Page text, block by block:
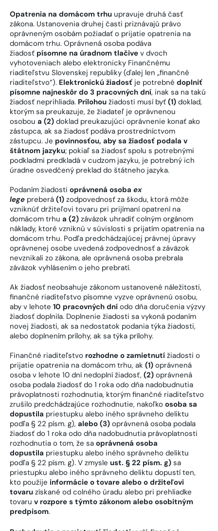
Opatrenia na domácom trhu upravuje druhá časť
zákona. Ustanovenia druhej časti priznávajú právo
oprávneným osobám požiadať o prijatie opatrenia na
domácom trhu. Oprávnená osoba podáva
žiadosť písomne na úradnom tlačive v dvoch
vyhotoveniach alebo elektronicky Finančnému
riaditeľstvu Slovenskej republiky (ďalej len „finančné
riaditeľstvo“). Elektronickú žiadosť je potrebné doplniť
písomne najneskôr do 3 pracovných dní, inak sa na takú
žiadosť neprihliada. Prílohou žiadosti musí byť (1) doklad,
ktorým sa preukazuje, že žiadateľ je oprávnenou
osobou a (2) doklad preukazujúci oprávnenie konať ako
zástupca, ak sa žiadosť podáva prostredníctvom
zástupcu. Je povinnosťou, aby sa žiadosť podala v
štátnom jazyku; pokiaľ sa žiadosť spolu s potrebnými
podkladmi predkladá v cudzom jazyku, je potrebný ich
úradne osvedčený preklad do štátneho jazyka.
Podaním žiadosti oprávnená osoba ex
lege preberá (1) zodpovednosť za škodu, ktorá môže
vzniknúť držiteľovi tovaru pri prijímaní opatrení na
domácom trhu a (2) záväzok uhradiť colným orgánom
náklady, ktoré vzniknú v súvislosti s prijatím opatrenia na
domácom trhu. Podľa predchádzajúcej právnej úpravy
oprávnenej osobe uvedená zodpovednosť a záväzok
nevznikali zo zákona, ale oprávnená osoba prebrala
záväzok vyhlásením o jeho prebratí.
Ak žiadosť neobsahuje zákonom ustanovené náležitosti,
finančné riaditeľstvo písomne vyzve oprávnenú osobu,
aby v lehote 10 pracovných dní odo dňa doručenia výzvy
žiadosť doplnila. Doplnenie žiadosti sa vykoná podaním
novej žiadosti, ak sa nedostatok podania týka žiadosti,
alebo doplnením prílohy, ak sa týka prílohy.
Finančné riaditeľstvo rozhodne o zamietnutí žiadosti o
prijatie opatrenia na domácom trhu, ak (1) oprávnená
osoba v lehote 10 dní nedoplní žiadosť, (2) oprávnená
osoba podala žiadosť do 1 roka odo dňa nadobudnutia
právoplatnosti rozhodnutia, ktorým finančné riaditeľstvo
zrušilo predchádzajúce rozhodnutie, nakoľko osoba sa
dopustila priestupku alebo iného správneho deliktu
podľa § 22 písm. g), alebo (3) oprávnená osoba podala
žiadosť do 1 roka odo dňa nadobudnutia právoplatnosti
rozhodnutia o tom, že sa oprávnená osoba
dopustila priestupku alebo iného správneho deliktu
podľa § 22 písm. g). V zmysle ust. § 22 písm. g) sa
priestupku alebo iného správneho deliktu dopustí ten,
kto použije informácie o tovare alebo o držiteľovi
tovaru získané od colného úradu alebo pri prehliadke
tovaru v rozpore s týmto zákonom alebo osobitným
predpisom.